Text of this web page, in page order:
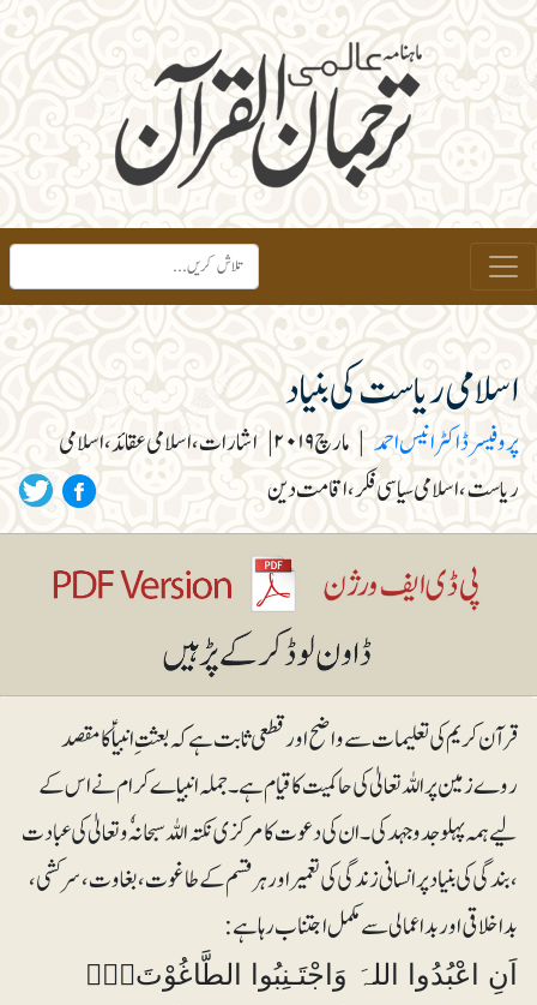
اسلامی ریاست کی بنیاد
پروفیسر ڈاکٹر انیس احمد | مارچ ۲۰۱۹ | اشارات، اسلامی عقائد، اسلامی
ریاست، اسلامی سیاسی فکر، اقامت دین
قرآن کریم کی تعلیمات سے واضح اور قطعی ثابت ہے کہ بعثت ِ انبیا ؑ کا مقصد
روے زمین پر اللہ تعالیٰ کی حاکمیت کا قیام ہے۔ جملہ انبیاے کرام نے اس کے
لیے ہمہ پہلو جدوجہد کی۔ان کی دعوت کا مرکزی نکتہ اللہ سبحانہٗ و تعالیٰ کی عبادت
،بندگی کی بنیاد پر انسانی زندگی کی تعمیر اور ہر قسم کے طاغوت،بغاوت، سرکشی ،
بد اخلاقی اور بد اعمالی سے مکمل اجتناب رہا ہے :
اَنِ اعْبُدُوا اللہَ وَاجْتَـنِبُوا الطَّاغُوْتَ۝۰ۚ